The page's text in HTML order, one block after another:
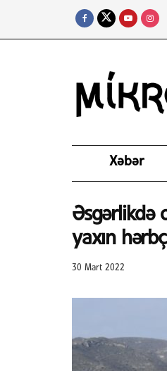
Xəbər
Əsgərlikdə
yaxın
30 Mart 2022